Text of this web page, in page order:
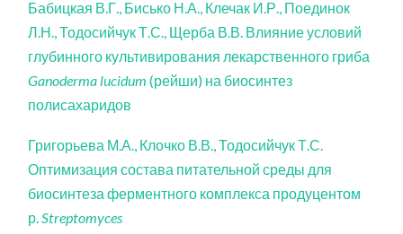
Бабицкая В.Г., Бисько Н.А., Клечак И.Р., Поединок
Л.Н., Тодосийчук Т.С., Щерба В.В. Влияние условий
глубинного культивирования лекарственного гриба
Ganoderma lucidum (рейши) на биосинтез
полисахаридов
Григорьева М.А., Клочко В.В., Тодосийчук Т.С.
Оптимизация состава питательной среды для
биосинтеза ферментного комплекса продуцентом
р.Streptomyces